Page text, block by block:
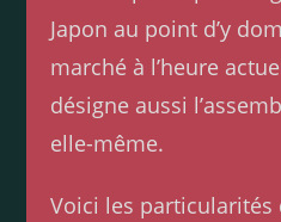
Japon au point d’y
marché à l’heure
désigne aussi
elle-même.
Voici les particularités